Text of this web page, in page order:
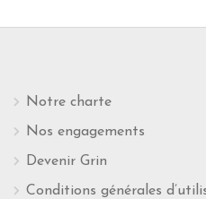
Notre charte
Nos engagements
Devenir Grin
Conditions générales